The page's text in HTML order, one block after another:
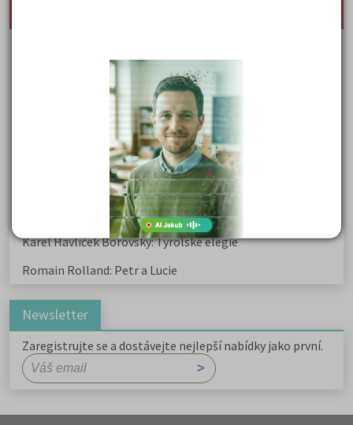
Karel Havlíček Borovský: Tyrolské elegie
Kritika hry M. L. King v Salesiánském divadle
Důležité reakce organických sloučenin a jejich význam
Zákonitosti v elektronové struktuře
Základní charakteristiky obyvatelstva a geografie sídel
Karel Hynek Mácha: Máj
Karel Havlíček Borovský: Tyrolské elegie
Romain Rolland: Petr a Lucie
Newsletter
Zaregistrujte se a dostávejte nejlepší nabídky jako první.